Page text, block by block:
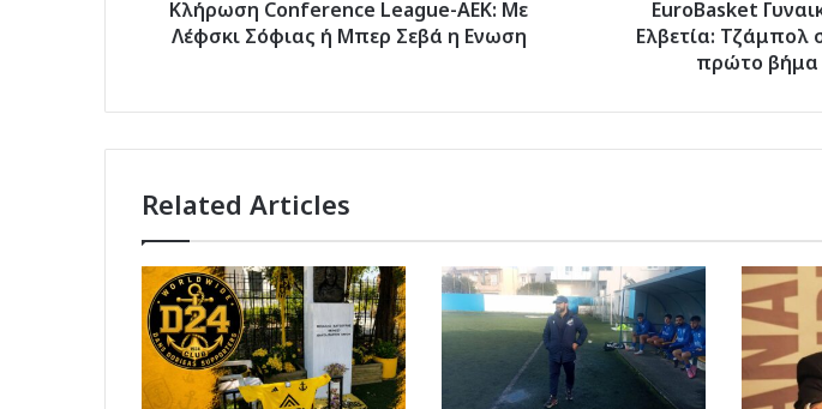
ΣεβάΚλήρωση Conference League-ΑΕΚ: Με
Λέφσκι Σόφιας ή Μπερ Σεβά η Ενωση
πρώτο
Εθνική
EuroBasket
Ελβετία: Τζάμπολ
πρώτο βήμα
Related Articles